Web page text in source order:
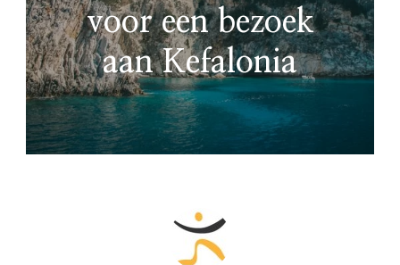
voor een bezoek
aan Kefalonia